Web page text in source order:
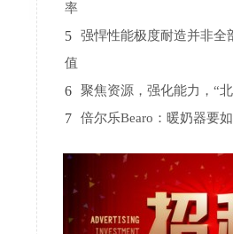
率
5
强悍性能极度耐造并非全
值
6 聚焦资源，强化能力，“
7 倍尔乐Bearo：暖奶器要
9 身高遵循“立七坐五盘三”
当你又忙又累时，必须